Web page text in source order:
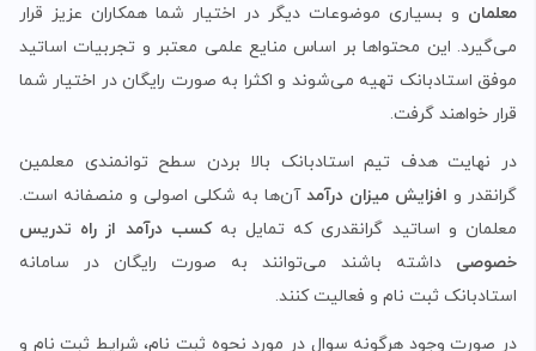
معلمان و بسیاری موضوعات دیگر در اختیار شما همکاران عزیز قرار
می‌گیرد. این محتواها بر اساس منایع علمی معتبر و تجربیات اساتید
موفق استادبانک تهیه می‌شوند و اکثرا به صورت رایگان در اختیار شما
قرار خواهند گرفت.
در نهایت هدف تیم استادبانک بالا بردن سطح توانمندی معلمین
گرانقدر و افزایش میزان درآمد آن‌ها به شکلی اصولی و منصفانه است.
معلمان و اساتید گرانقدری که تمایل بهکسب درآمد از راه تدریس
خصوصی داشته باشند می‌توانند به صورت رایگان در سامانه
استادبانک ثبت نام و فعالیت کنند.
در صورت وجود هرگونه سوال در مورد نحوه ثبت نام، شرایط ثبت نام و